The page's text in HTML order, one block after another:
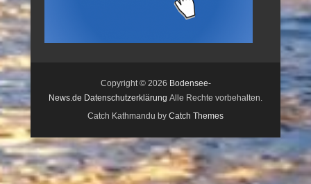
Copyright © 2026 Bodensee-
News.de Datenschutzerklärung Alle Rechte vorbehalten.
Catch Kathmandu by Catch Themes